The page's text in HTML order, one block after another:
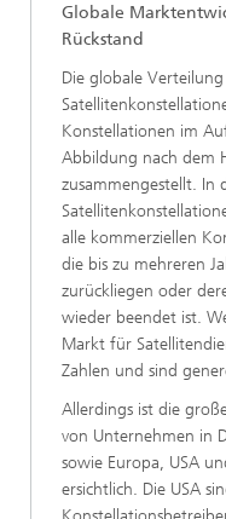
Globale
Rückstand
Die globale
Konstellationen im
Abbildung nach dem
zusammengestellt. In
alle kommerziellen
die bis zu mehreren
zurückliegen oder
wieder beendet ist.
Markt für
Zahlen und sind
Allerdings ist die
von Unternehmen in
sowie Europa, USA
ersichtlich. Die USA